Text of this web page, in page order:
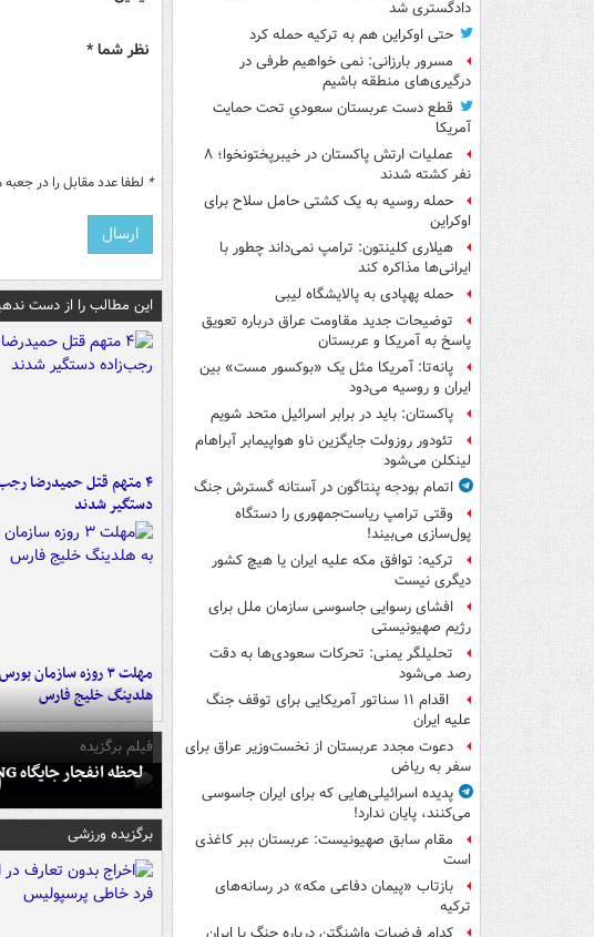
دادگستری شد
حتی اوکراین هم به ترکیه حمله کرد
مسرور بارزانی: نمی خواهیم طرفی در
درگیری‌های منطقه باشیم
قطع دست عربستان سعودیِ تحت حمایت
آمریکا
عملیات ارتش پاکستان در خیبرپختونخوا؛ ۸
نفر کشته شدند
حمله روسیه به یک کشتی حامل سلاح برای
اوکراین
هیلاری کلینتون: ترامپ نمی‌داند چطور با
ایرانی‌ها مذاکره کند
حمله پهپادی به پالایشگاه لیبی
توضیحات جدید مقاومت عراق درباره تعویق
پاسخ به آمریکا و عربستان
پانه‌تا: آمریکا مثل یک «بوکسور مست» بین
ایران و روسیه می‌دود
پاکستان: باید در برابر اسرائیل متحد شویم
تئودور روزولت جایگزین ناو هواپیمابر آبراهام
لینکلن می‌شود
اتمام بودجه پنتاگون در آستانه گسترش جنگ
وقتی ترامپ ریاست‌جمهوری را دستگاه
پول‌سازی می‌بیند!
ترکیه: توافق مکه علیه ایران یا هیچ کشور
دیگری نیست
افشای رسوایی جاسوسی سازمان ملل برای
رژیم صهیونیستی
تحلیلگر یمنی: تحرکات سعودی‌ها به دقت
رصد می‌شود
اقدام ۱۱ سناتور آمریکایی برای توقف جنگ
علیه ایران
دعوت مجدد عربستان از نخست‌وزیر عراق برای
سفر به ریاض
پدیده اسرائیلی‌هایی که برای ایران جاسوسی
می‌کنند، پایان ندارد!
مقام سابق صهیونیست: عربستان ببر کاغذی
است
بازتاب «پیمان دفاعی مکه» در رسانه‌های
ترکیه
نظر شما *
* لطفا عدد مقابل را در جعبه
این مطالب را از دست
۴ متهم قتل حمیدرضا
دستگیر شدند
مهلت ۳ روزه سازمان
هلدینگ خلیج فارس
فیلم برگزیده
لحظه انفجار جایگاه CNG "صحنه" در دوربین مداربسته
برگزیده ورزشی